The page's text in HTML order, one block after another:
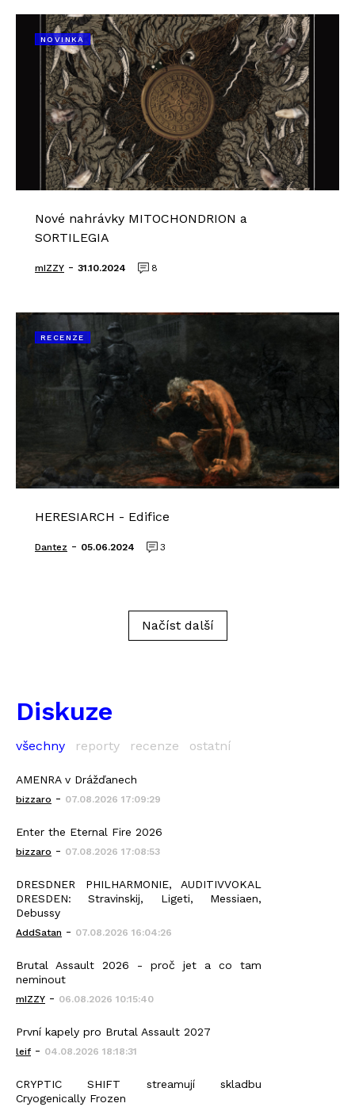
NOVINKA
Nové nahrávky MITOCHONDRION a
SORTILEGIA
mIZZY - 31.10.2024 8
RECENZE
HERESIARCH - Edifice
Dantez - 05.06.2024 3
Načíst další
Diskuze
všechny reporty recenze ostatní
AMENRA v Drážďanech
bizzaro - 07.08.2026 17:09:29
Enter the Eternal Fire 2026
bizzaro - 07.08.2026 17:08:53
DRESDNER PHILHARMONIE, AUDITIVVOKAL
DRESDEN: Stravinskij, Ligeti, Messiaen,
Debussy
AddSatan - 07.08.2026 16:04:26
Brutal Assault 2026 - proč jet a co tam
neminout
mIZZY - 06.08.2026 10:15:40
První kapely pro Brutal Assault 2027
leif - 04.08.2026 18:18:31
CRYPTIC SHIFT streamují skladbu
Cryogenically Frozen